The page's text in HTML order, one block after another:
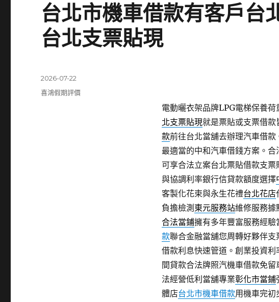
台北市機車借款有客戶台
台北支票貼現
電動曬衣架品牌LPG電梯保養
北支票貼現就是票貼或支票借
款前往台北當舖去辦理汽車借
最適當的中和汽車借錢方案。
可享合法立案台北票貼借款支票
與協調利率銀行信貸款額度選擇
客製化花束與永生花禮台北花店
負擔檢測 東元服務站維修服務據
合法當鋪擁有多年豐富服務經
款聯合金融當舖您周轉好夥伴
借款利息快速管道。創業投資利
間貸款合法牌照汽機車借款免留
法經營低利當舖專業彰化市當鋪
體店台北市機車借款用機車完初
發
佈
2026-07-22
分
喜鴻假期評價